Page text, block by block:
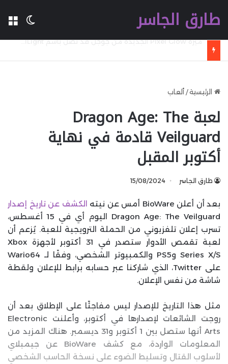
طارق الجاسر
الرئيسية/ ألعاب
لعبة Dragon Age: The
Veilguard قادمة في نهاية
أكتوبر المقبل
طارق الجاسر 15/08/2024
بعد أن أعلن BioWare أمس عن نيته
الكشف عن تاريخ إصدار
Dragon Age: The Veilguard اليوم أي في 15 أغسطس،
تسرب إعلان تلفزيوني من الحملة الترويجية للعبة. يُزعم أن
لعبة تقمص الأدوار ستصدر في 31 أكتوبر لأجهزة Xbox
Series X/S وPS5 والكمبيوتر الشخصي، وفقًا لـ Wario64
على Twitter، الذي شاركنا عبر حسابه برابط للإعلان ولقطة
شاشة من نفس الإعلان.
مثل هذا التاريخ للإصدار ليس مفاجئًا على الإطلاق بعد أن
روجت الشائعات لإصدارها في أكتوبر، وأعلنت Electronic
Arts أنها ستصل بين 1 أكتوبر و31 ديسمبر. هناك المزيد من
المعلومات الواردة، مع كشف BioWare عن جيمبلاي
لأسلوب القتال وتسليط الضوء على نسخة الحاسب الشخصي